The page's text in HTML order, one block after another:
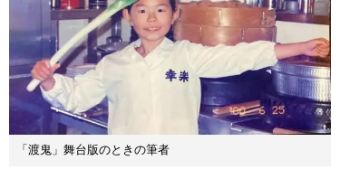
「渡鬼」舞台版のときの筆者